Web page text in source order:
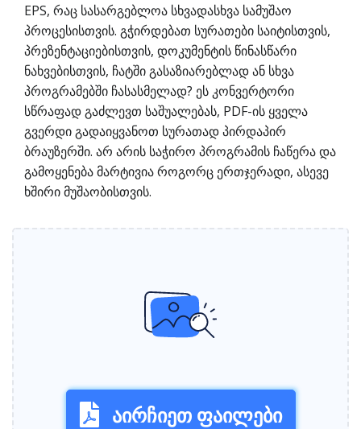
EPS, რაც სასარგებლოა სხვადასხვა სამუშაო
პროცესისთვის. გჭირდებათ სურათები საიტისთვის,
პრეზენტაციებისთვის, დოკუმენტის წინასწარი
ნახვებისთვის, ჩატში გასაზიარებლად ან სხვა
პროგრამებში ჩასასმელად? ეს კონვერტორი
სწრაფად გაძლევთ საშუალებას, PDF-ის ყველა
გვერდი გადაიყვანოთ სურათად პირდაპირ
ბრაუზერში. არ არის საჭირო პროგრამის ჩაწერა და
გამოყენება მარტივია როგორც ერთჯერადი, ასევე
ხშირი მუშაობისთვის.
აირჩიეთ ფაილები